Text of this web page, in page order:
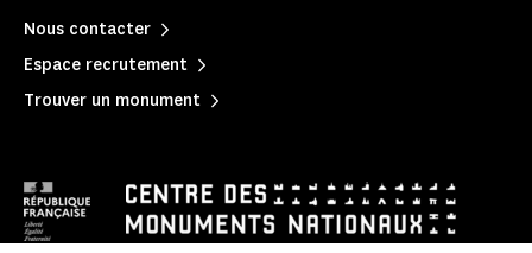
Nous contacter
Espace recrutement
Trouver un monument